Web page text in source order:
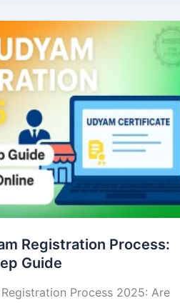
Registration Process:
Guide
Process 2025: Are